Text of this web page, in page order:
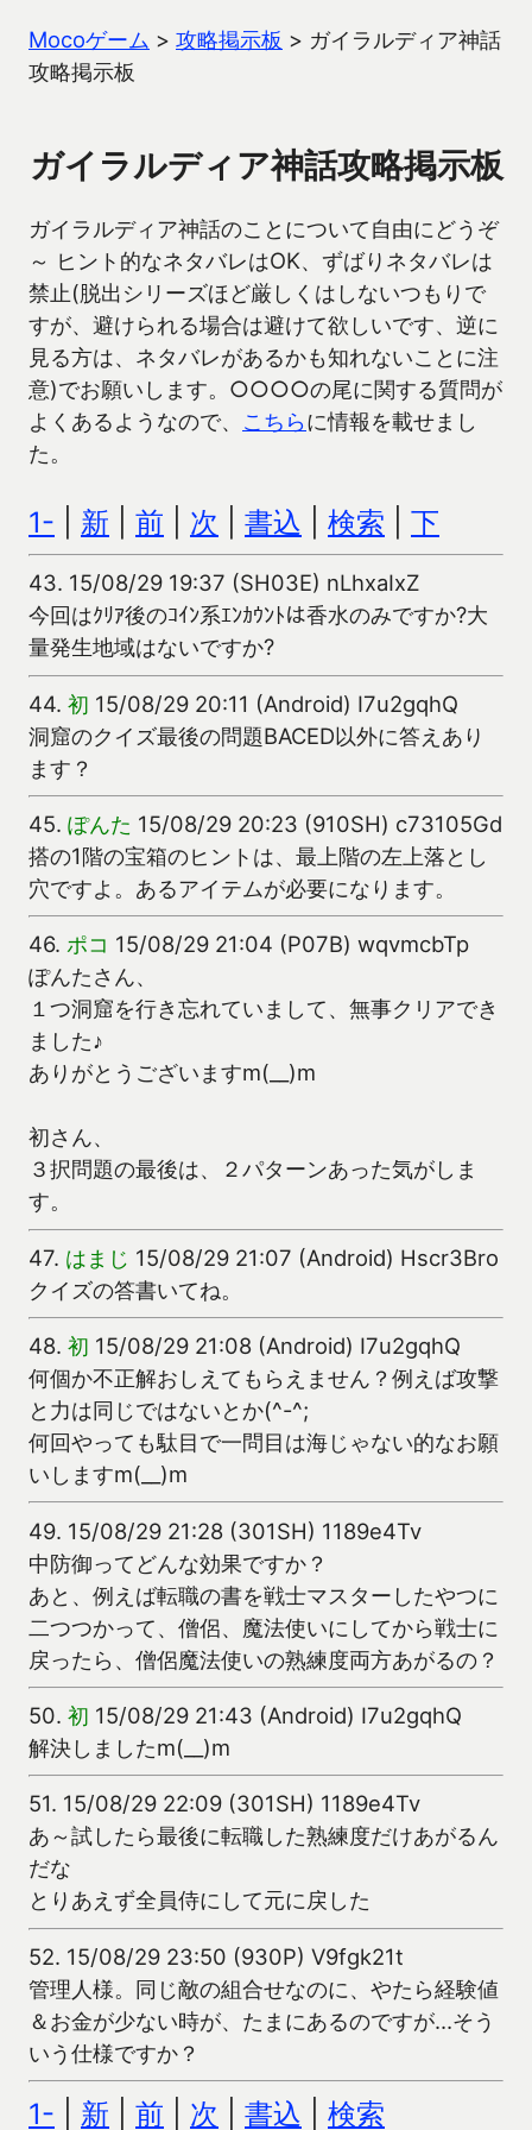
Mocoゲーム > 攻略掲示板 > ガイラルディア神話
攻略掲示板
ガイラルディア神話攻略掲示板
ガイラルディア神話のことについて自由にどうぞ
～ ヒント的なネタバレはOK、ずばりネタバレは
禁止(脱出シリーズほど厳しくはしないつもりで
すが、避けられる場合は避けて欲しいです、逆に
見る方は、ネタバレがあるかも知れないことに注
意)でお願いします。○○○○の尾に関する質問が
よくあるようなので、 こちらに情報を載せまし
た。
1- 新 前 次 書込 検索 下
43. 15/08/29 19:37 (SH03E) nLhxaIxZ
今回はｸﾘｱ後のｺｲﾝ系ｴﾝｶｳﾝﾄは香水のみですか?大
量発生地域はないですか?
44. 初 15/08/29 20:11 (Android) I7u2gqhQ
洞窟のクイズ最後の問題BACED以外に答えあり
ます？
45. ぽんた 15/08/29 20:23 (910SH) c73105Gd
搭の1階の宝箱のヒントは、最上階の左上落とし
穴ですよ。あるアイテムが必要になります。
46. ポコ 15/08/29 21:04 (P07B) wqvmcbTp
ぽんたさん、
１つ洞窟を行き忘れていまして、無事クリアでき
ました♪
ありがとうございますm(__)m
初さん、
３択問題の最後は、２パターンあった気がしま
す。
47. はまじ 15/08/29 21:07 (Android) Hscr3Bro
クイズの答書いてね。
48. 初 15/08/29 21:08 (Android) I7u2gqhQ
何個か不正解おしえてもらえません？例えば攻撃
と力は同じではないとか(^-^;
何回やっても駄目で一問目は海じゃない的なお願
いしますm(__)m
49. 15/08/29 21:28 (301SH) 1189e4Tv
中防御ってどんな効果ですか？
あと、例えば転職の書を戦士マスターしたやつに
二つつかって、僧侶、魔法使いにしてから戦士に
戻ったら、僧侶魔法使いの熟練度両方あがるの？
50. 初 15/08/29 21:43 (Android) I7u2gqhQ
解決しましたm(__)m
51. 15/08/29 22:09 (301SH) 1189e4Tv
あ～試したら最後に転職した熟練度だけあがるん
だな
とりあえず全員侍にして元に戻した
52. 15/08/29 23:50 (930P) V9fgk21t
管理人様。同じ敵の組合せなのに、やたら経験値
＆お金が少ない時が、たまにあるのですが…そう
いう仕様ですか？
1- 新 前 次 書込 検索